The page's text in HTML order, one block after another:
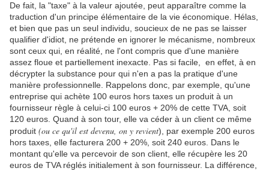
De fait, la "taxe" à la valeur ajoutée, peut apparaître comme la
traduction d'un principe élémentaire de la vie économique. Hélas,
et bien que pas un seul individu, soucieux de ne pas se laisser
qualifier d'idiot, ne prétende en ignorer le mécanisme, nombreux
sont ceux qui, en réalité, ne l'ont compris que d'une manière
assez floue et partiellement inexacte. Pas si facile, en effet, à en
décrypter la substance pour qui n'en a pas la pratique d'une
manière professionnelle. Rappelons donc, par exemple, qu'une
entreprise qui achète 100 euros hors taxes un produit à un
fournisseur règle à celui-ci 100 euros + 20% de cette TVA, soit
120 euros. Quand à son tour, elle va céder à un client ce même
produit (ou ce qu'il est devenu, on y revient), par exemple 200 euros
hors taxes, elle facturera 200 + 20%, soit 240 euros. Dans le
montant qu'elle va percevoir de son client, elle récupère les 20
euros de TVA réglés initialement à son fournisseur. La différence,